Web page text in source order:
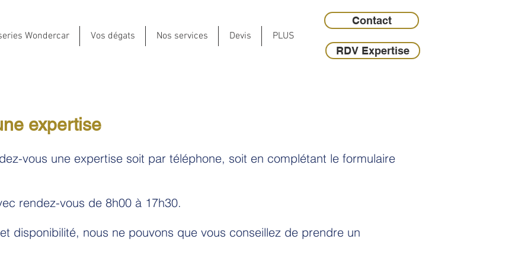
RDV Expertise
Contact
Wondercar Vos dégats Nos services Devis PLUS
expertise
vous une expertise soit par téléphone, soit en complétant le formulaire
rendez-vous de 8h00 à 17h30.
disponibilité, nous ne pouvons que vous conseillez de prendre un